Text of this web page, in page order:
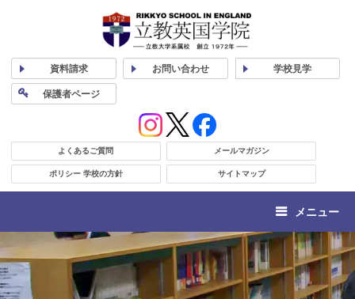
資料請求 お問い合わせ 学校見学
保護者ページ
よくあるご質問 メールマガジン
ポリシー 学校の方針 サイトマップ
メニュー